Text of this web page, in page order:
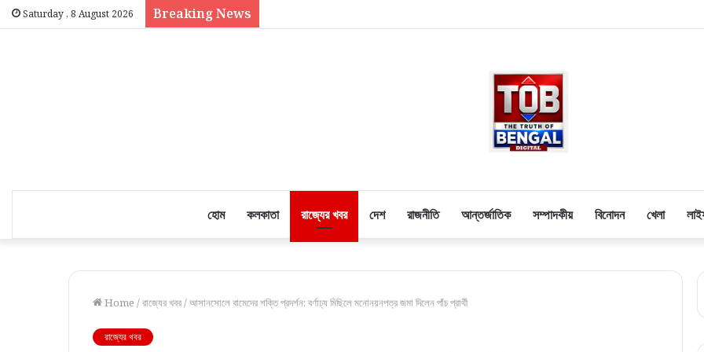
Saturday , 8 August 2026 Breaking News
হোম কলকাতা রাজ্যের খবর দেশ রাজনীতি আন্তর্জাতিক সম্পাদকীয় বিনোদন খেলা
Home /রাজ্যের খবর/আসানসোলে বামেদের শক্তি প্রদর্শন: বর্ণাঢ্য মিছিলে মনোনয়নপত্র জমা দিলেন পাঁচ প্রার্থী
রাজ্যের খবর